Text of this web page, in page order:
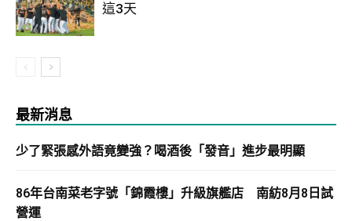
這3天
最新消息
少了緊張感外語竟變強？喝酒後「發音」進步最明顯
86年台南菜老字號「錦霞樓」升級旗艦店 南紡8月8日試
營運